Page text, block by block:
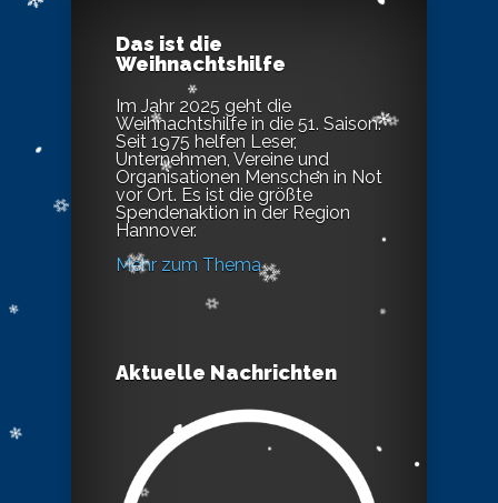
Das ist die
Weihnachtshilfe
Im Jahr 2025 geht die
Weihnachtshilfe in die 51. Saison.
Seit 1975 helfen Leser,
Unternehmen, Vereine und
Organisationen Menschen in Not
vor Ort. Es ist die größte
Spendenaktion in der Region
Hannover.
Mehr zum Thema
Aktuelle Nachrichten